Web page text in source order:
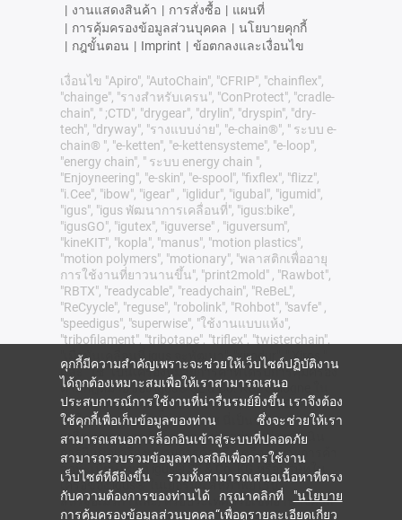
| งานแสดงสินค้า | การสั่งซื้อ | แผนที่
| การคุ้มครองข้อมูลส่วนบุคคล | นโยบายคุกกี้
| กฎขั้นตอน | Imprint | ข้อตกลงและเงื่อนไข
เงื่อนไข "Apiro", "AutoChain", "CFRIP", "chainflex",
"chainge", "รางสำหรับเครน", "ConProtect", "cradle-
chain", " ;CTD", "drygear", "drylin", "dryspin", "dry-
tech", "dryway", "รางแบบง่าย", "e-chain®", " ระบบ e-
chain® ", "e-ketten", "e-kettensysteme", "e-loop",
"energy chain", " ระบบ energy chain ",
"Enjoyneering", "e-skin", "e-spool", "fixflex", "flizz",
"i.Cee", "ibow", "igear" , "iglidur", "igubal", "igumid",
"igus", "igus พัฒนาการเคลื่อนที่", "igus:bike",
"igusGO", "igutex", "iguverse" , "iguversum",
"kineKIT", "kopla", "manus", "motion plastics",
"motion polymers", "motionary", "พลาสติกเพื่ออายุ
การใช้งานที่ยาวนานขึ้น", "print2mold" , "Rawbot",
"RBTX", "readycable", "readychain", "ReBeL",
"ReCyycle", "reguse", "robolink", "Rohbot", "savfe" ,
"speedigus", "superwise", "ใช้งานแบบแห้ง",
"tribofilament", "tribotape", "triflex", "twisterchain",
"เมื่อมันเคลื่อนที่ igus จะพัฒนา", "xirodur", " Xiros "
และ "ใช่" เป็นเครื่องหมายการค้าที่ได้รับการคุ้มครอง
ตามกฎหมายของ igus® SE & Co. KG/ Cologne ใน
สหพันธ์สาธารณรัฐเยอรมนี และในกรณีที่มีผลบังคับ
ใช้ในต่างประเทศบางประเทศ นี่เป็นรายการ
เครื่องหมายการค้าโดยย่อ (เช่น อยู่ระหว่างดำเนิน
การยื่นขอเครื่องหมายการค้าหรือเครื่องหมายการค้า
จดทะเบียน) ของ igus® SE & Co. KG หรือบริษัทใน
เครือของ igus® ในเยอรมนี สหภาพยุโรป
สหรัฐอเมริกา และ/หรือประเทศหรือเขตอำนาจศาล
คุกกี้มีความสำคัญเพราะจะช่วยให้เว็บไซต์ปฏิบัติงาน
ได้ถูกต้องเหมาะสมเพื่อให้เราสามารถเสนอ
ประสบการณ์การใช้งานที่น่ารื่นรมย์ยิ่งขึ้น เราจึงต้อง
ใช้คุกกี้เพื่อเก็บข้อมูลของท่าน ซึ่งจะช่วยให้เรา
สามารถเสนอการล็อกอินเข้าสู่ระบบที่ปลอดภัย
สามารถรวบรวมข้อมูลทางสถิติเพื่อการใช้งาน
เว็บไซต์ที่ดียิ่งขึ้น รวมทั้งสามารถเสนอเนื้อหาที่ตรง
กับความต้องการของท่านได้ กรุณาคลิกที่ "นโยบาย
การคุ้มครองข้อมูลส่วนบุคคล“เพื่อดูรายละเอียดเกี่ยว